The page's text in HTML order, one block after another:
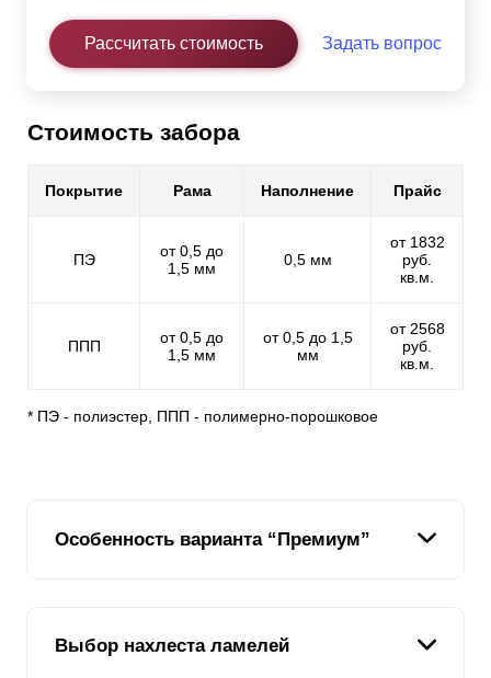
Рассчитать стоимость Задать вопрос
Стоимость забора
Покрытие Рама Наполнение Прайс
ПЭ
от 0,5 до
1,5 мм
0,5 мм
от 1832
руб.
кв.м.
ППП
от 0,5 до
1,5 мм
от 0,5 до 1,5
мм
от 2568
руб.
кв.м.
* ПЭ - полиэстер, ППП - полимерно-порошковое
Особенность варианта “Премиум”
Этот вариант продолжает тенденцию линейки
заборов-жалюзи, заложенную младшими
Выбор нахлеста ламелей